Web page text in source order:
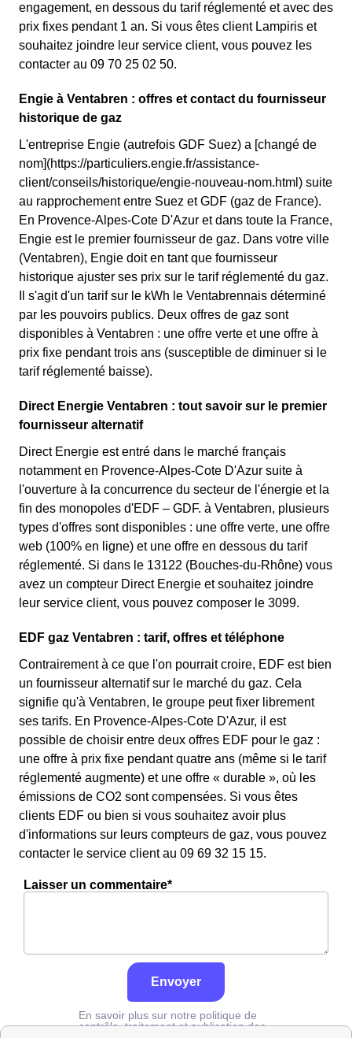
engagement, en dessous du tarif réglementé et avec des
prix fixes pendant 1 an. Si vous êtes client Lampiris et
souhaitez joindre leur service client, vous pouvez les
contacter au 09 70 25 02 50.
Engie à Ventabren : offres et contact du fournisseur
historique de gaz
L'entreprise Engie (autrefois GDF Suez) a [changé de
nom](https://particuliers.engie.fr/assistance-
client/conseils/historique/engie-nouveau-nom.html) suite
au rapprochement entre Suez et GDF (gaz de France).
En Provence-Alpes-Cote D'Azur et dans toute la France,
Engie est le premier fournisseur de gaz. Dans votre ville
(Ventabren), Engie doit en tant que fournisseur
historique ajuster ses prix sur le tarif réglementé du gaz.
Il s'agit d'un tarif sur le kWh le Ventabrennais déterminé
par les pouvoirs publics. Deux offres de gaz sont
disponibles à Ventabren : une offre verte et une offre à
prix fixe pendant trois ans (susceptible de diminuer si le
tarif réglementé baisse).
Direct Energie Ventabren : tout savoir sur le premier
fournisseur alternatif
Direct Energie est entré dans le marché français
notamment en Provence-Alpes-Cote D'Azur suite à
l'ouverture à la concurrence du secteur de l'énergie et la
fin des monopoles d'EDF – GDF. à Ventabren, plusieurs
types d'offres sont disponibles : une offre verte, une offre
web (100% en ligne) et une offre en dessous du tarif
réglementé. Si dans le 13122 (Bouches-du-Rhône) vous
avez un compteur Direct Energie et souhaitez joindre
leur service client, vous pouvez composer le 3099.
EDF gaz Ventabren : tarif, offres et téléphone
Contrairement à ce que l'on pourrait croire, EDF est bien
un fournisseur alternatif sur le marché du gaz. Cela
signifie qu'à Ventabren, le groupe peut fixer librement
ses tarifs. En Provence-Alpes-Cote D'Azur, il est
possible de choisir entre deux offres EDF pour le gaz :
une offre à prix fixe pendant quatre ans (même si le tarif
réglementé augmente) et une offre « durable », où les
émissions de CO2 sont compensées. Si vous êtes
clients EDF ou bien si vous souhaitez avoir plus
d'informations sur leurs compteurs de gaz, vous pouvez
contacter le service client au 09 69 32 15 15.
Laisser un commentaire*
Envoyer
En savoir plus sur notre politique de
contrôle, traitement et publication des